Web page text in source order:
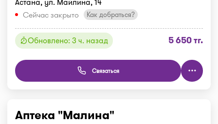
Сейчас закрыто
Как добраться?
Обновлено: 3 ч. назад 5 650 тг.
Связаться
Аптека "Малина"